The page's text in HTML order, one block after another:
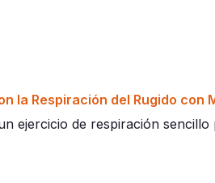
la Respiración del Rugido con
ejercicio de respiración